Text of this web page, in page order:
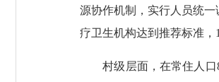
源协作机制，实行人员统
疗卫生机构达到推荐标准，
村级层面，在常住人口